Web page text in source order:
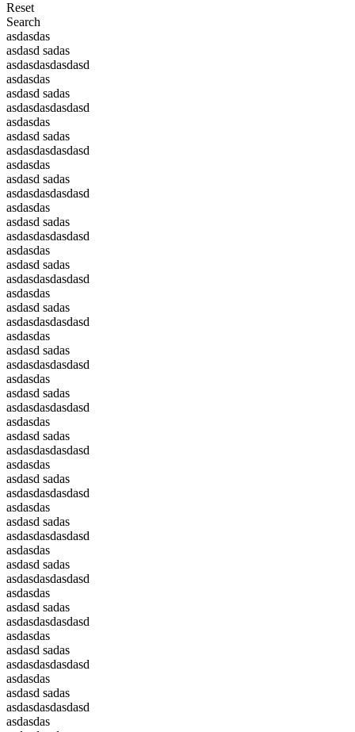
Reset
Search
asdasdas
asdasd sadas
asdasdasdasdasd
asdasdas
asdasd sadas
asdasdasdasdasd
asdasdas
asdasd sadas
asdasdasdasdasd
asdasdas
asdasd sadas
asdasdasdasdasd
asdasdas
asdasd sadas
asdasdasdasdasd
asdasdas
asdasd sadas
asdasdasdasdasd
asdasdas
asdasd sadas
asdasdasdasdasd
asdasdas
asdasd sadas
asdasdasdasdasd
asdasdas
asdasd sadas
asdasdasdasdasd
asdasdas
asdasd sadas
asdasdasdasdasd
asdasdas
asdasd sadas
asdasdasdasdasd
asdasdas
asdasd sadas
asdasdasdasdasd
asdasdas
asdasd sadas
asdasdasdasdasd
asdasdas
asdasd sadas
asdasdasdasdasd
asdasdas
asdasd sadas
asdasdasdasdasd
asdasdas
asdasd sadas
asdasdasdasdasd
asdasdas